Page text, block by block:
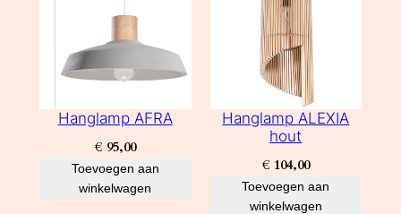
Hanglamp AFRA
€ 95,00
Toevoegen aan
winkelwagen
Hanglamp ALEXIA
hout
€ 104,00
Toevoegen aan
winkelwagen